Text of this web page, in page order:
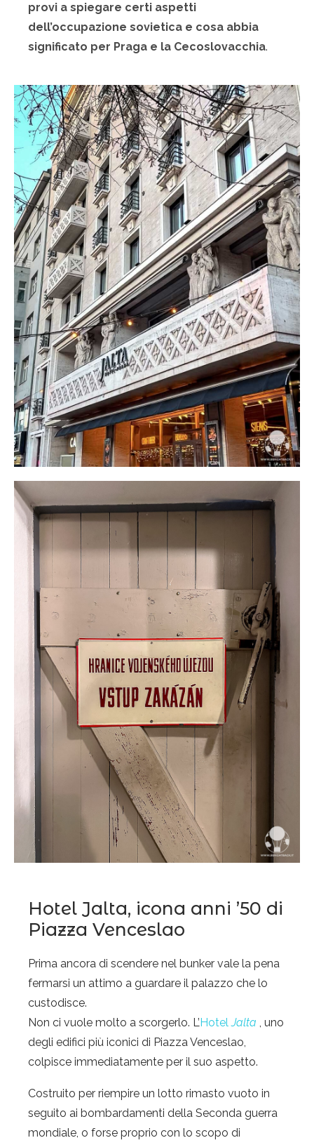
provi a spiegare certi aspetti
dell’occupazione sovietica e cosa abbia
significato per Praga e la Cecoslovacchia.
Hotel Jalta, icona anni ’50 di
Piazza Venceslao
Prima ancora di scendere nel bunker vale la pena
fermarsi un attimo a guardare il palazzo che lo
custodisce.
Non ci vuole molto a scorgerlo. L’HotelJalta , uno
degli edifici più iconici di Piazza Venceslao,
colpisce immediatamente per il suo aspetto.
Costruito per riempire un lotto rimasto vuoto in
seguito ai bombardamenti della Seconda guerra
mondiale, o forse proprio con lo scopo di